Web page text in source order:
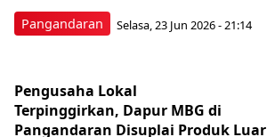
Pangandaran Selasa, 23 Jun 2026 - 21:14
Pengusaha Lokal
Terpinggirkan, Dapur MBG di
Pangandaran Disuplai Produk Luar